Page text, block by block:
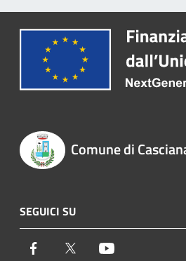
Comune di
SEGUICI SU
Facebook Twitter